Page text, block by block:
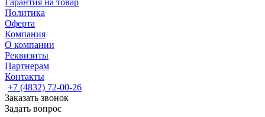
Гарантия на товар
Политика
Оферта
Компания
О компании
Реквизиты
Партнерам
Контакты
+7 (4832) 72-00-26
Заказать звонок
Задать вопрос